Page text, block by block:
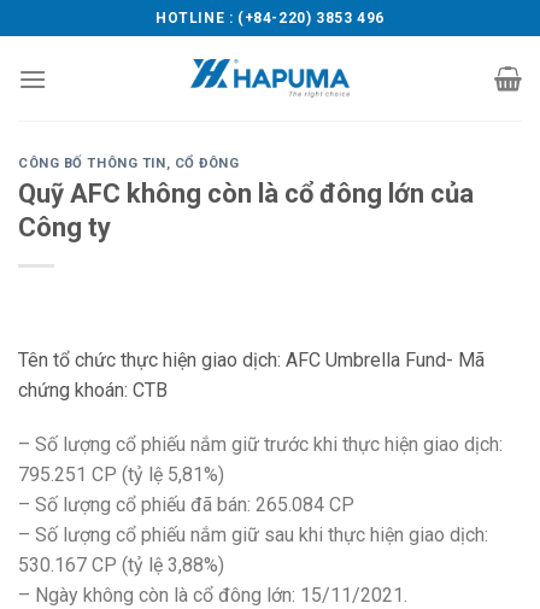
to
content
HOTLINE : (+84-220) 3853 496
CÔNG BỐ THÔNG TIN, CỔ ĐÔNG
Quỹ AFC không còn là cổ đông lớn của
Công ty
Tên tổ chức thực hiện giao dịch: AFC Umbrella Fund- Mã
chứng khoán: CTB
– Số lượng cổ phiếu nắm giữ trước khi thực hiện giao dịch:
795.251 CP (tỷ lệ 5,81%)
– Số lượng cổ phiếu đã bán: 265.084 CP
– Số lượng cổ phiếu nắm giữ sau khi thực hiện giao dịch:
530.167 CP (tỷ lệ 3,88%)
– Ngày không còn là cổ đông lớn: 15/11/2021.